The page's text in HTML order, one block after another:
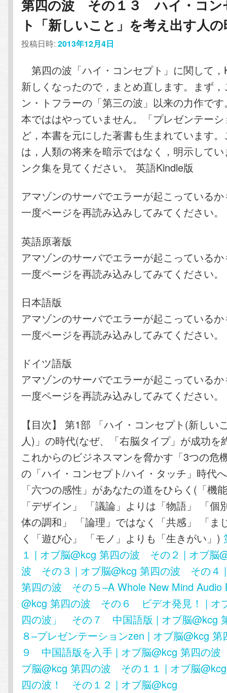
第四の波 その１３ ハイ・コン
ト「新しいこと」を考え出す人
投稿日時:2013年12月4日
第四の波「ハイ・コンセプト」に関して，
新しくなったので，まとめ直します。まず
ン・トフラーの「第三の波」以来の力作で
本でははやっていません。「プレゼンテー
ど，本書を元にした著書も生まれています
は，人類の将来を暗示ではなく，明示して
ンク集を見てください。 英語Kindle版
アマゾンのサーバでエラーが起こっている
一度ページを再読み込みしてみてください。
英語原著版
アマゾンのサーバでエラーが起こっている
一度ページを再読み込みしてみてください。
日本語版
アマゾンのサーバでエラーが起こっている
一度ページを再読み込みしてみてください。
ドイツ語版
アマゾンのサーバでエラーが起こっている
一度ページを再読み込みしてみてください。
【目次】 第1部 「ハイ・コンセプト(新しい
人)」の時代(なぜ、「右脳タイプ」が成功を
これからのビジネスマンを脅かす「3つの危
の「ハイ・コンセプト/ハイ・タッチ」時代
「六つの感性」があなたの道をひらく(「機
「デザイン」 「議論」よりは「物語」 「個
体の調和」 「論理」ではなく「共感」 「ま
く「遊び心」 「モノ」よりも「生きがい」)
１ | オブ脳@kcg 第四の波 その２ | オブ脳
波 その３ | オブ脳@kcg 第四の波 その４
第四の波 その５–A Whole New Mind Audio
@kcg 第四の波 その６ ビデオ発見！ | オ
四の波」 その７ 中国語版 | オブ脳@kcg
８–プレゼンテーションzen | オブ脳@kcg 第
９ 中国語版を入手 | オブ脳@kcg 第四の
ブ脳@kcg 第四の波 その１１ | オブ脳@kcg
四の波！ その１２ | オブ脳@kcg